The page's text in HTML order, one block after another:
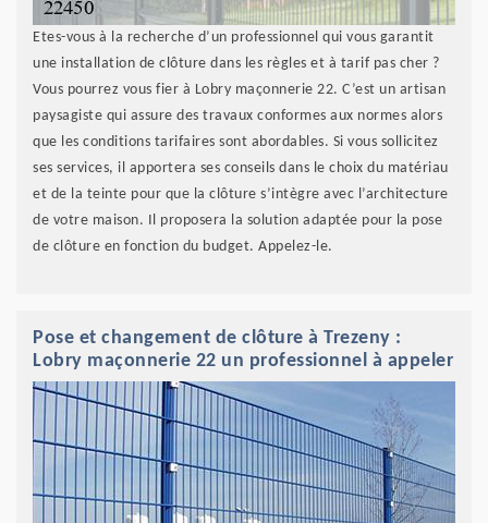
Etes-vous à la recherche d’un professionnel qui vous garantit
une installation de clôture dans les règles et à tarif pas cher ?
Vous pourrez vous fier à Lobry maçonnerie 22. C’est un artisan
paysagiste qui assure des travaux conformes aux normes alors
que les conditions tarifaires sont abordables. Si vous sollicitez
ses services, il apportera ses conseils dans le choix du matériau
et de la teinte pour que la clôture s’intègre avec l’architecture
de votre maison. Il proposera la solution adaptée pour la pose
de clôture en fonction du budget. Appelez-le.
Pose et changement de clôture à Trezeny :
Lobry maçonnerie 22 un professionnel à appeler